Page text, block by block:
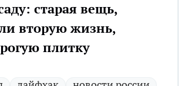
старая вещь,
вторую жизнь,
плитку